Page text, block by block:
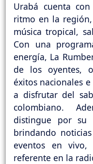
Urabá cuenta
ritmo en la
música tropical,
Con una
energía, La
de los oyentes,
éxitos nacionales
a disfrutar del
colombiano.
distingue por su
brindando
eventos en vivo,
referente en la